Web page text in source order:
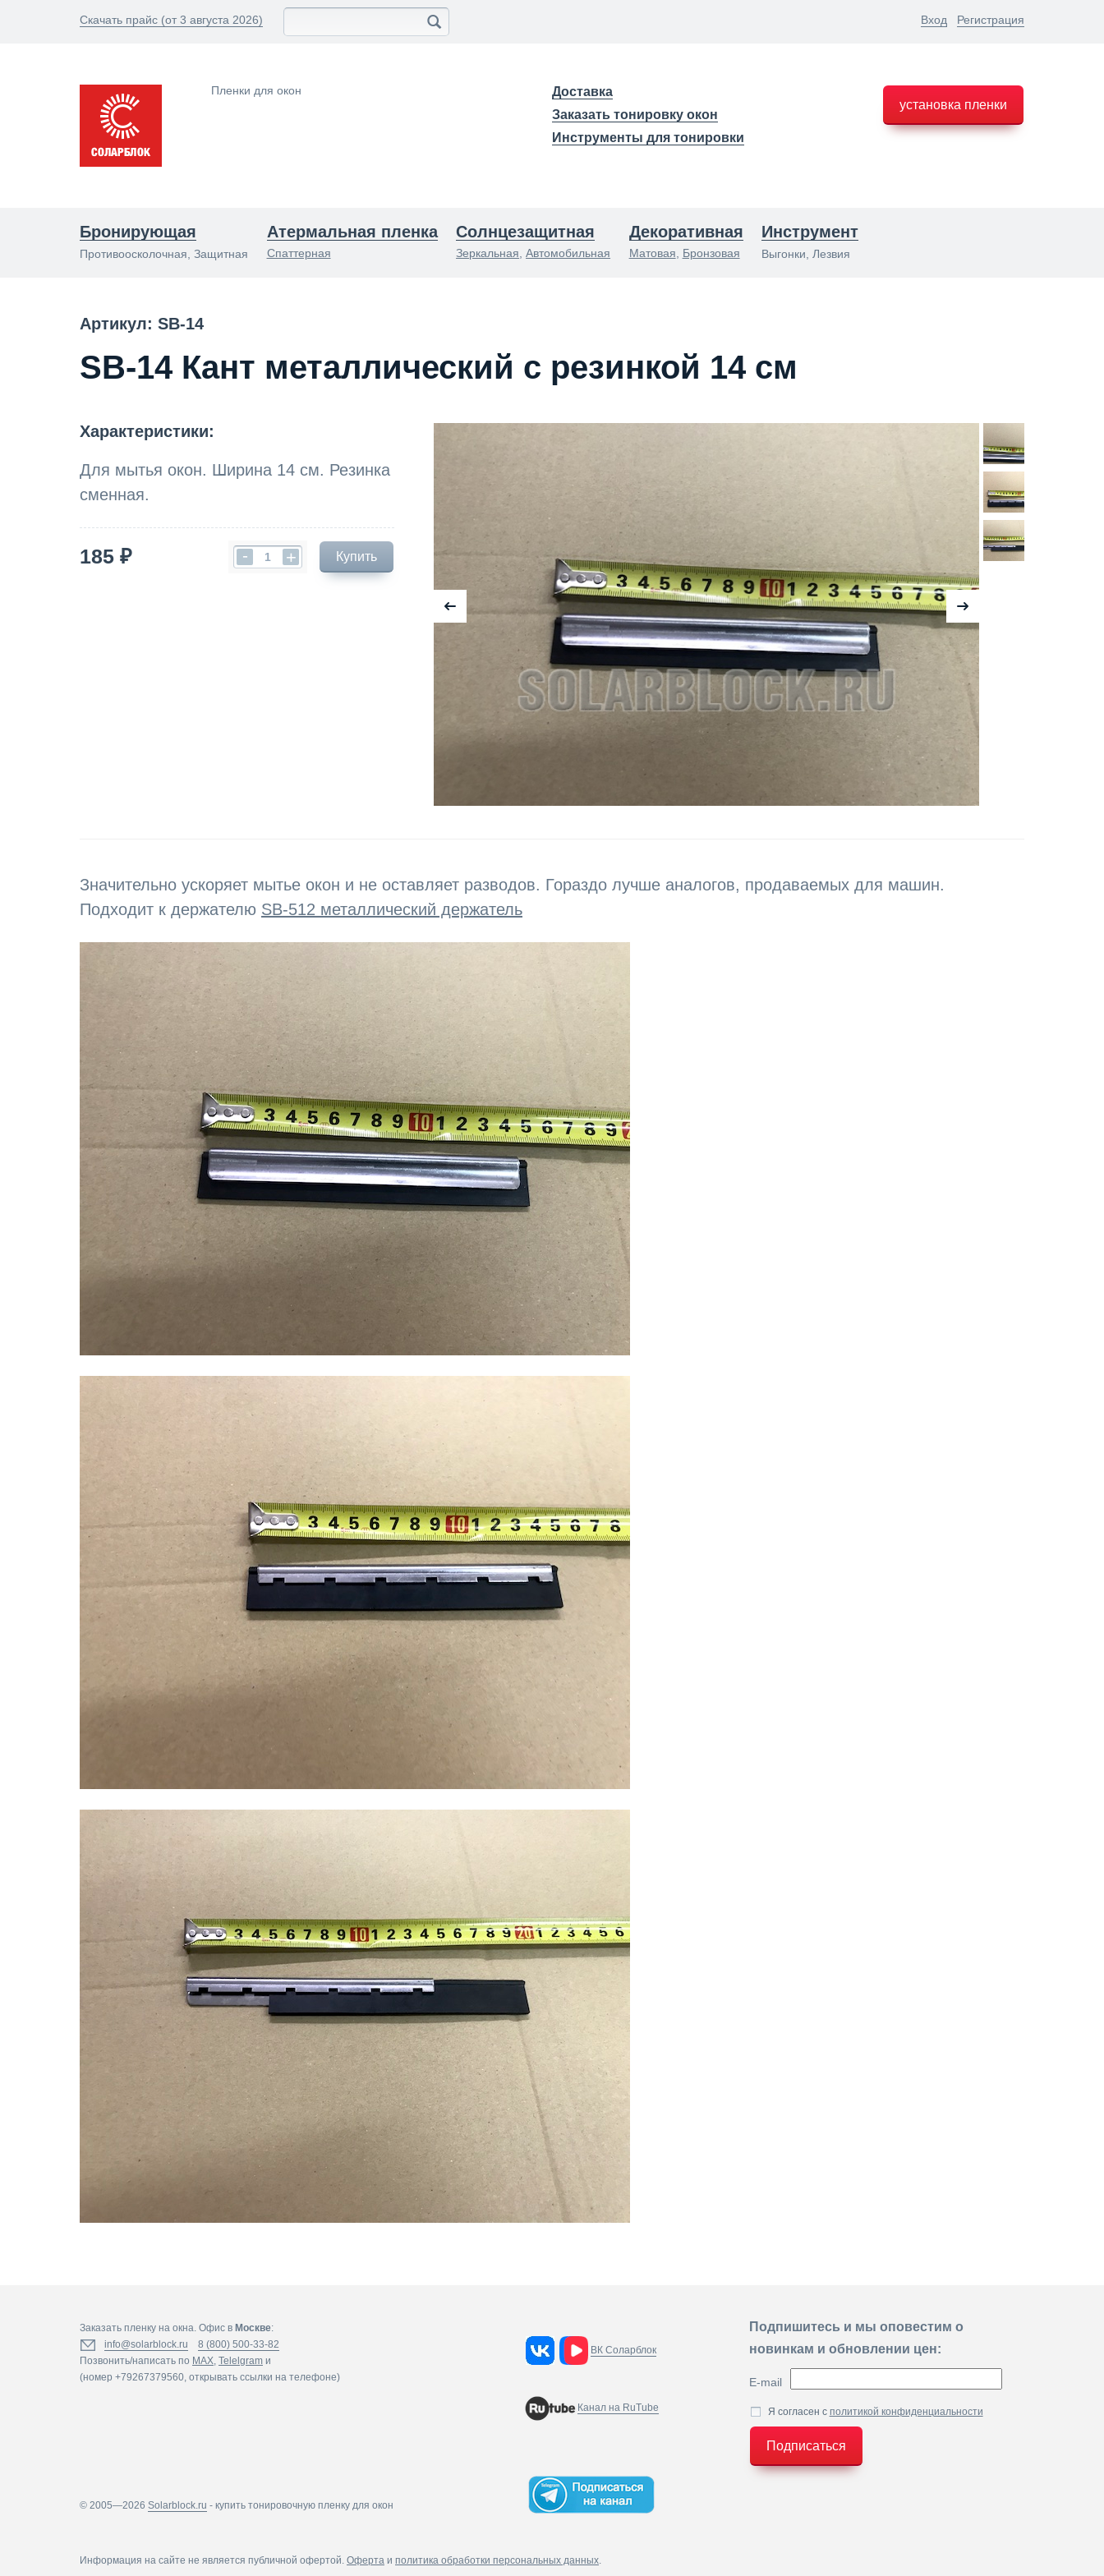
Скачать прайс (от 3 августа 2026) Вход Регистрация
Пленки для окон
Доставка
Заказать тонировку окон
Инструменты для тонировки
установка пленки
Бронирующая
Противоосколочная, Защитная
Атермальная пленка
Спаттерная
Солнцезащитная
Зеркальная ,Автомобильная
Декоративная
Матовая Бронзовая
Инструмент
Выгонки, Лезвия
Артикул: SB-14
SB-14 Кант металлический с резинкой 14 см
Характеристики:
Для мытья окон. Ширина 14 см. Резинка
сменная.
185 ₽ - + Купить
Значительно ускоряет мытье окон и не оставляет разводов. Гораздо лучше аналогов, продаваемых для машин.
Подходит к держателю SB-512 металлический держатель
Заказать пленку на окна. Офис в Москве:
info@solarblock.ru
8 (800) 500-33-82
Позвонить/написать по MAX, Telelgram и
(номер +79267379560, открывать ссылки на телефоне)
© 2005—2026 Solarblock.ru - купить тонировочную пленку для окон
ВК Соларблок
Канал на RuTube
Подпишитесь и мы оповестим о
новинкам и обновлении цен:
E-mail
Я согласен с политикой конфиденциальности
Подписаться
Информация на сайте не является публичной офертой. Оферта и политика обработки персональных данных.